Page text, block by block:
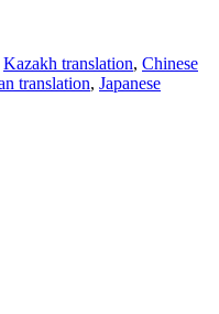
Kazakh translation, Chinese
translation, Japanese